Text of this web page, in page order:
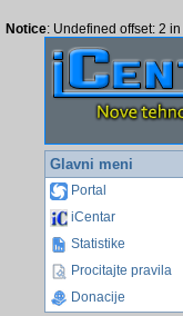
Notice: Undefined offset: 2 in
Glavni meni
Portal
iCentar
Statistike
Procitajte pravila
Donacije